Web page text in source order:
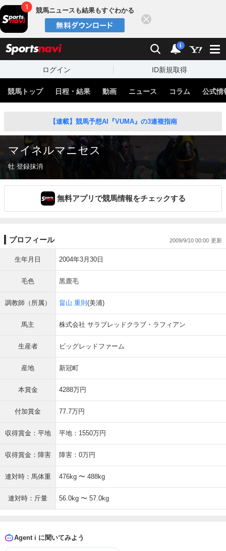
競馬ニュースも結果もすぐわかる
検索 通知
i
ログイン ID新規取得
競馬トップ 日程・結果 動画 ニュース コラム 公式情
【連載】競馬予想AI『VUMA』の3連複指南
マイネルマニセス
牡 登録抹消
無料アプリで競馬情報をチェックする
プロフィール 2009/9/10 00:00
生年月日 2004年3月30日
毛色 黒鹿毛
調教師（所属） 畠山 重則 (美浦)
馬主 株式会社 サラブレッドクラブ・ラフィアン
生産者 ビッグレッドファーム
産地 新冠町
本賞金 4288万円
付加賞金 77.7万円
収得賞金：平地 平地：1550万円
収得賞金：障害 障害：0万円
連対時：馬体重 476kg 〜 488kg
連対時：斤量 56.0kg 〜 57.0kg
Agent i に聞いてみよう